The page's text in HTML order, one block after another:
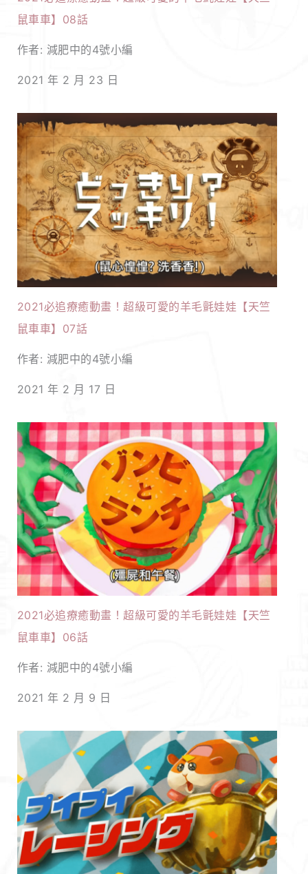
鼠車車】08話
作者: 減肥中的4號小編
2021 年 2 月 23 日
2021必追療癒動畫！超級可愛的羊毛氈娃娃【天竺
鼠車車】07話
作者: 減肥中的4號小編
2021 年 2 月 17 日
2021必追療癒動畫！超級可愛的羊毛氈娃娃【天竺
鼠車車】06話
作者: 減肥中的4號小編
2021 年 2 月 9 日